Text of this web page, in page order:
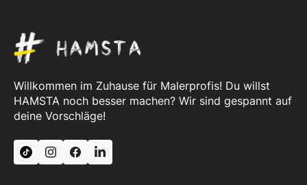
Willkommen im Zuhause für Malerprofis! Du willst
HAMSTA noch besser machen? Wir sind gespannt auf
deine Vorschläge!